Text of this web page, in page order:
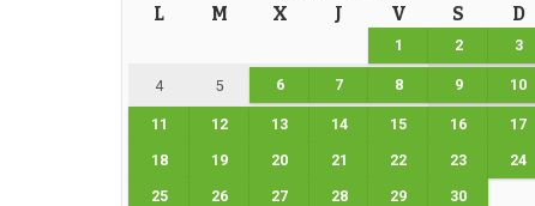
L M X J V S D
1 2 3
4 5 6 7 8 9 10
11 12 13 14 15 16 17
18 19 20 21 22 23 24
25 26 27 28 29 30